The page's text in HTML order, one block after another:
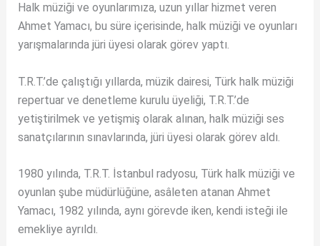
Halk müziği ve oyunlarımıza, uzun yıllar hizmet veren
Ahmet Yamacı, bu süre içerisinde, halk müziği ve oyunları
yarışmalarında jüri üyesi olarak görev yaptı.
T.R.T.’de çalıştığı yıllarda, müzik dairesi, Türk halk müziği
repertuar ve denetleme kurulu üyeliği, T.R.T.’de
yetiştirilmek ve yetişmiş olarak alınan, halk müziği ses
sanatçılarının sınavlarında, jüri üyesi olarak görev aldı.
1980 yılında, T.R.T. İstanbul radyosu, Türk halk müziği ve
oyunlan şube müdürlüğüne, asâleten atanan Ahmet
Yamacı, 1982 yılında, aynı görevde iken, kendi isteği ile
emekliye ayrıldı.